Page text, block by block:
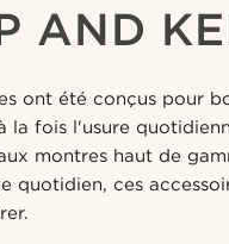
AND
ont été conçus pour
fois l'usure
montres haut de
quotidien, ces